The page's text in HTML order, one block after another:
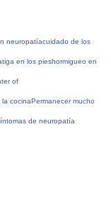
neuropatíacuidado de los
en los pieshormigueo en
of
la cocinaPermanecer mucho
de neuropatía